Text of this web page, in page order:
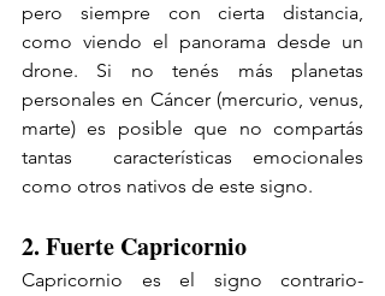
pero siempre con cierta distancia,
como viendo el panorama desde un
drone. Si no tenés más planetas
personales en Cáncer (mercurio, venus,
marte) es posible que no compartás
tantas  características emocionales
como otros nativos de este signo.
2. Fuerte Capricornio
Capricornio es el signo contrario-